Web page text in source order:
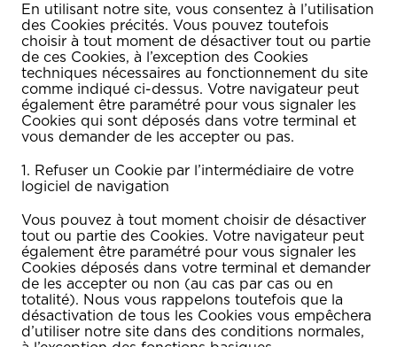
En utilisant notre site, vous consentez à l’utilisation
des Cookies précités. Vous pouvez toutefois
choisir à tout moment de désactiver tout ou partie
de ces Cookies, à l’exception des Cookies
techniques nécessaires au fonctionnement du site
comme indiqué ci-dessus. Votre navigateur peut
également être paramétré pour vous signaler les
Cookies qui sont déposés dans votre terminal et
vous demander de les accepter ou pas.
1. Refuser un Cookie par l’intermédiaire de votre
logiciel de navigation
Vous pouvez à tout moment choisir de désactiver
tout ou partie des Cookies. Votre navigateur peut
également être paramétré pour vous signaler les
Cookies déposés dans votre terminal et demander
de les accepter ou non (au cas par cas ou en
totalité). Nous vous rappelons toutefois que la
désactivation de tous les Cookies vous empêchera
d’utiliser notre site dans des conditions normales,